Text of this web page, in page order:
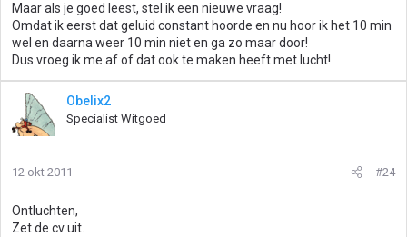
Maar als je goed leest, stel ik een nieuwe vraag!
Omdat ik eerst dat geluid constant hoorde en nu hoor ik het 10 min
wel en daarna weer 10 min niet en ga zo maar door!
Dus vroeg ik me af of dat ook te maken heeft met lucht!
Obelix2
Specialist Witgoed
12 okt 2011 #24
Ontluchten,
Zet de cv uit.